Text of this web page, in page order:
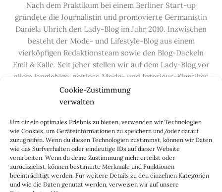
Cookie-Zustimmung
verwalten
Um dir ein optimales Erlebnis zu bieten, verwenden wir Technologien
wie Cookies, um Geräteinformationen zu speichern und/oder darauf
zuzugreifen. Wenn du diesen Technologien zustimmst, können wir Daten
wie das Surfverhalten oder eindeutige IDs auf dieser Website
verarbeiten. Wenn du deine Zustimmung nicht erteilst oder
zurückziehst, können bestimmte Merkmale und Funktionen
beeinträchtigt werden. Für weitere Details zu den einzelnen Kategorien
und wie die Daten genutzt werden, verweisen wir auf unsere
Nach dem Praktikum bei einem Berliner Start-up
gründete die Journalistin und promovierte Germanistin
Daniela Uhrich den Lady-Blog im Jahr 2010. Inzwischen
besteht der Mode- und Lifestyle-Blog aus einem
vierköpfigen Redaktionsteam sowie den Blog-Dackeln
Emil & Kalle. Seit jeher stellen wir auf dem Lady-Blog vor
allem langlebige, zeitlose Mode- und Interieur-Klassiker
vor, die hochwertig verarbeitet und unter guten
Bedingungen hergestellt wurden – gerne „Made in
Handwerksberufe und kleine feine Firmen, denen wir
hier auf dem Blog eine Präsentationsfläche bieten, sowie
alle Dinge, die das Leben ein bisschen schöner machen.
Darüber hinaus legen wir großen Wert auf den
Austausch mit Euch, den Leserinnen – über die
Kommentarfunktion, dieLady-Frage, dieLove-List